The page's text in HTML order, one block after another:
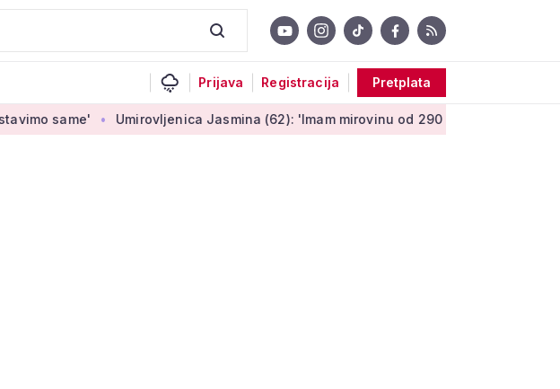
Prijava Registracija Pretplata
Umirovljenica Jasmina (62): 'Imam mirovinu od 290 eura, a dobijem i socijalnu